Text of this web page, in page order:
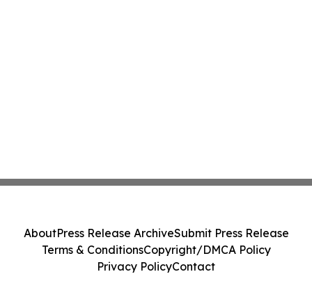
AboutPress Release ArchiveSubmit Press Release
Terms & ConditionsCopyright/DMCA Policy
Privacy PolicyContact